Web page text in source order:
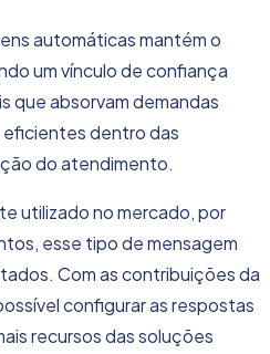
automáticas mantém o
um vínculo de confiança
que absorvam demandas
eficientes dentro das
do atendimento.
utilizado no mercado, por
esse tipo de mensagem
Com as contribuições da
configurar as respostas
recursos das soluções